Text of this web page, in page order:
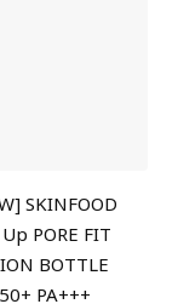
SKINFOOD
PORE FIT
BOTTLE
PA+++